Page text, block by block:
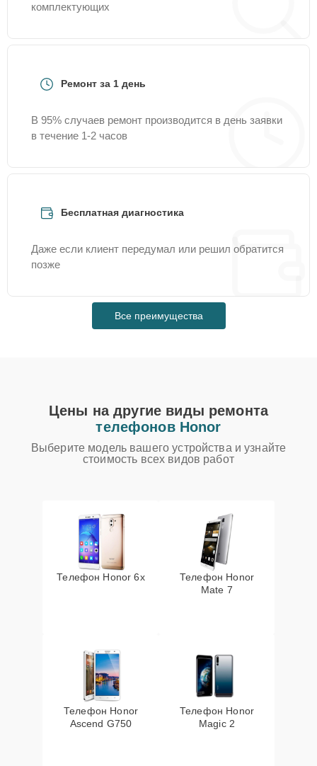
комплектующих
Ремонт за 1 день
В 95% случаев ремонт производится в день заявки
в течение 1-2 часов
Бесплатная диагностика
Даже если клиент передумал или решил обратится
позже
Все преимущества
Цены на другие виды ремонта
телефонов Honor
Выберите модель вашего устройства и узнайте
стоимость всех видов работ
Телефон Honor 6x
Телефон Honor
Mate 7
Телефон Honor
Ascend G750
Телефон Honor
Magic 2